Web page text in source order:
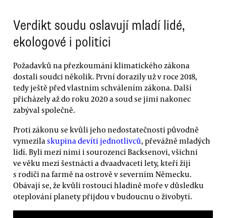
Verdikt soudu oslavují mladí lidé,
ekologové i politici
Požadavků na přezkoumání klimatického zákona
dostali soudci několik. První dorazily už v roce 2018,
tedy ještě před vlastním schválením zákona. Další
přicházely až do roku 2020 a soud se jimi nakonec
zabýval společně.
Proti zákonu se kvůli jeho nedostatečnosti původně
vymezilaskupina devíti jednotlivců, převážně mladých
lidí. Byli mezi nimi i sourozenci Backsenovi, všichni
ve věku mezi šestnácti a dvaadvaceti lety, kteří žijí
s rodiči na farmě na ostrově v severním Německu.
Obávají se, že kvůli rostoucí hladině moře v důsledku
oteplování planety přijdou v budoucnu o živobytí.